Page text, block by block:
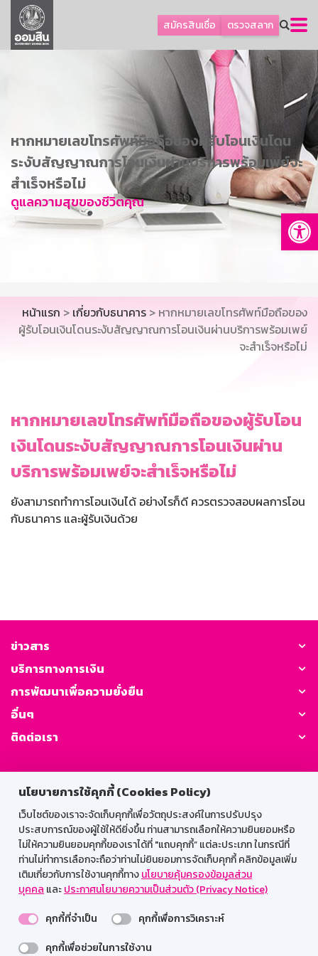
นโยบายการใช้คุกกี้ (Cookies Policy)
เว็บไซต์ของเราจะจัดเก็บคุกกี้เพื่อวัตถุประสงค์ในการปรับปรุง
ประสบการณ์ของผู้ใช้ให้ดียิ่งขึ้น ท่านสามารถเลือกให้ความยินยอมหรือ
ไม่ให้ความยินยอมคุกกี้ของเราได้ที่ "แถบคุกกี้” แต่ละประเภท ในกรณีที่
ท่านไม่ทำการเลือกจะถือว่าท่านไม่ยินยอมการจัดเก็บคุกกี้ คลิกข้อมูลเพิ่ม
เติมเกี่ยวกับการใช้งานคุกกี้ทางนโยบายคุ้มครองข้อมูลส่วน
บุคคล และประกาศนโยบายความเป็นส่วนตัว (Privacy Notice)
คุกกี้ที่จำเป็น
คุกกี้เพื่อการวิเคราะห์
คุกกี้เพื่อช่วยในการใช้งาน
สมัครสินเชื่อ ตรวจสลาก
ลูกค้าธุรกิจ
ลูกค้าผู้ประกอบรายย่อย
การพัฒนาที่ยั่งยืน
ข่าวสาร
บริการทางการเงิน
อื่นๆ
TH
EN
GSB Society
หากหมายเลขโทรศัพท์มือถือของผู้รับโอนเงินโดน
ระงับสัญญาณการโอนเงินผ่านบริการพร้อมเพย์จะ
สำเร็จหรือไม่
ดูแลความสุขของชีวิตคุณ
หน้าแรก > เกี่ยวกับธนาคาร > หากหมายเลขโทรศัพท์มือถือของ
ผู้รับโอนเงินโดนระงับสัญญาณการโอนเงินผ่านบริการพร้อมเพย์
จะสำเร็จหรือไม่
หากหมายเลขโทรศัพท์มือถือของผู้รับโอน
เงินโดนระงับสัญญาณการโอนเงินผ่าน
บริการพร้อมเพย์จะสำเร็จหรือไม่
ยังสามารถทำการโอนเงินได้ อย่างไรก็ดี ควรตรวจสอบผลการโอน
กับธนาคาร และผู้รับเงินด้วย
ข่าวสาร
บริการทางการเงิน
การพัฒนาเพื่อความยั่งยืน
อื่นๆ
ติดต่อเรา
GSB Society:
สำหรับพนักงาน
Web HR
GSB Wisdom
M-Search
เข้าสู่ระบบเน็ตเมล